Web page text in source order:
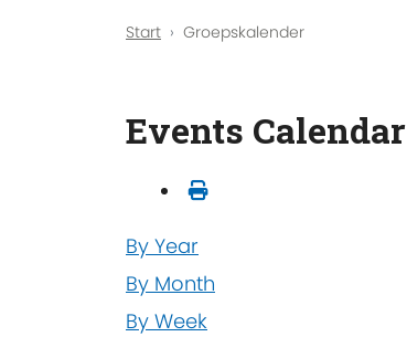
Start Groepskalender
Events Calendar
By Year
By Month
By Week